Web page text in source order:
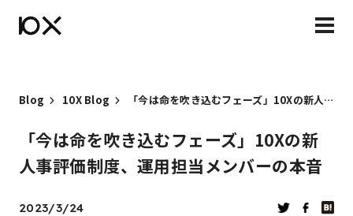
Blog 10X Blog 「今は命を吹き込むフェーズ」10Xの新人事評価制度、運用担当メンバーの本音
「今は命を吹き込むフェーズ」10Xの新
人事評価制度、運用担当メンバーの本音
2023/3/24